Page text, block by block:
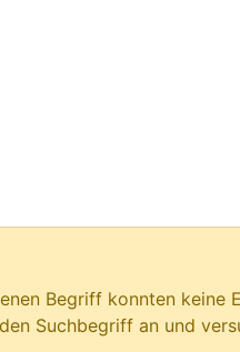
Begriff konnten keine
Suchbegriff an und